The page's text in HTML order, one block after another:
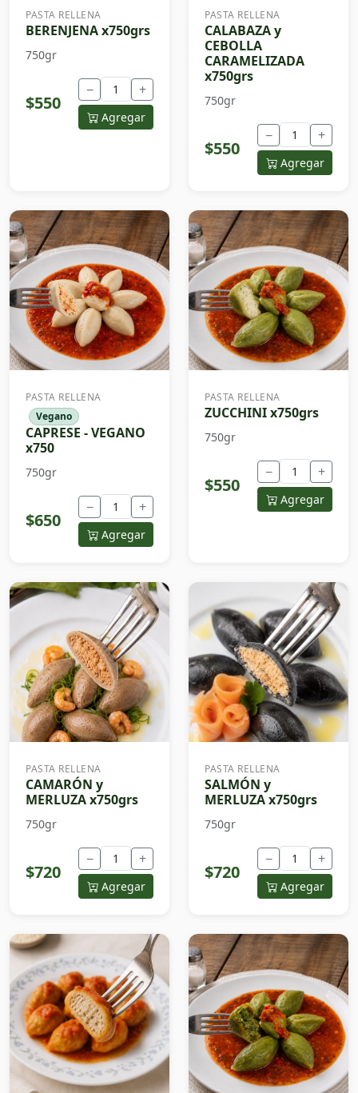
PASTA RELLENA
BERENJENA x750grs
750gr
$550
− +
Agregar
PASTA RELLENA
CALABAZA y
CEBOLLA
CARAMELIZADA
x750grs
750gr
$550
− +
Agregar
PASTA RELLENA
Vegano
CAPRESE - VEGANO
x750
750gr
$650
− +
Agregar
PASTA RELLENA
ZUCCHINI x750grs
750gr
$550
− +
Agregar
PASTA RELLENA
CAMARÓN y
MERLUZA x750grs
750gr
$720
− +
Agregar
PASTA RELLENA
SALMÓN y
MERLUZA x750grs
750gr
$720
− +
Agregar